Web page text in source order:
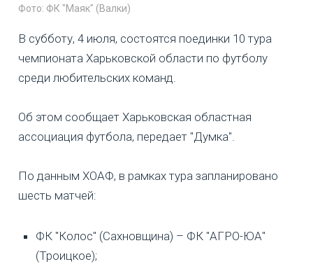
Фото: ФК "Маяк" (Валки)
В субботу, 4 июля, состоятся поединки 10 тура
чемпионата Харьковской области по футболу
среди любительских команд.
Об этом сообщает Харьковская областная
ассоциация футбола, передает "Думка".
По данным ХОАФ, в рамках тура запланировано
шесть матчей:
ФК "Колос" (Сахновщина) – ФК "АГРО-ЮА"
(Троицкое);